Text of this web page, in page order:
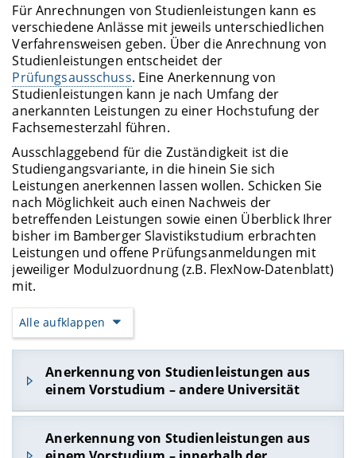
Für Anrechnungen von Studienleistungen kann es
verschiedene Anlässe mit jeweils unterschiedlichen
Verfahrensweisen geben. Über die Anrechnung von
Studienleistungen entscheidet der
Prüfungsausschuss. Eine Anerkennung von
Studienleistungen kann je nach Umfang der
anerkannten Leistungen zu einer Hochstufung der
Fachsemesterzahl führen.
Ausschlaggebend für die Zuständigkeit ist die
Studiengangsvariante, in die hinein Sie sich
Leistungen anerkennen lassen wollen. Schicken Sie
nach Möglichkeit auch einen Nachweis der
betreffenden Leistungen sowie einen Überblick Ihrer
bisher im Bamberger Slavistikstudium erbrachten
Leistungen und offene Prüfungsanmeldungen mit
jeweiliger Modulzuordnung (z.B. FlexNow-Datenblatt)
mit.
Alle aufklappen
Anerkennung von Studienleistungen aus
einem Vorstudium – andere Universität
Wenden Sie sich zur Anrechnung an den
Prüfungsausschuss. Schicken Sie die
Anerkennung von Studienleistungen aus